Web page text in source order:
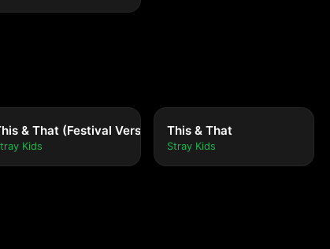
& That (Festival Version)
Kids
This & That
Stray Kids